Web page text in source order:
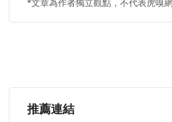
*文章為作者獨立觀點，不代表虎嗅
推薦連結